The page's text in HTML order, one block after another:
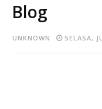
Blog
UNKNOWN SELASA,